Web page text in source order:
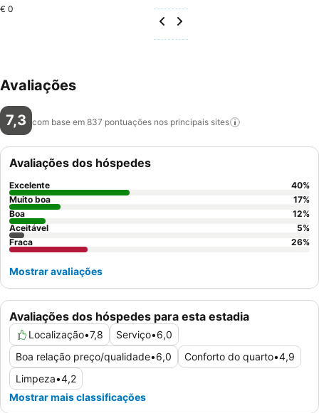
€ 0
Avaliações
7,3 com base em 837 pontuações nos principais sites
Avaliações dos hóspedes para esta estadia
Localização•7,8 Serviço•6,0
Boa relação preço/qualidade•6,0 Conforto do quarto•4,9
Limpeza•4,2
Mostrar mais classificações
Avaliações dos hóspedes
Excelente 40%
Muito boa
17%
Boa
12%
Aceitável
5%
Fraca
26%
Mostrar avaliações